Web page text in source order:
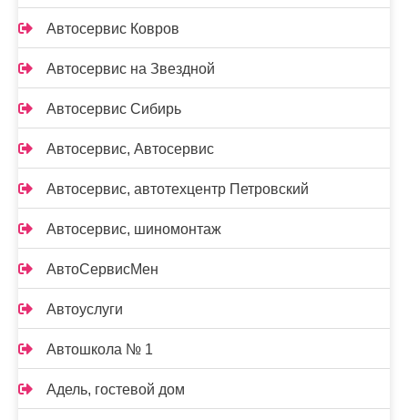
Автосервис Ковров
Автосервис на Звездной
Автосервис Сибирь
Автосервис, Автосервис
Автосервис, автотехцентр Петровский
Автосервис, шиномонтаж
АвтоСервисМен
Автоуслуги
Автошкола № 1
Адель, гостевой дом